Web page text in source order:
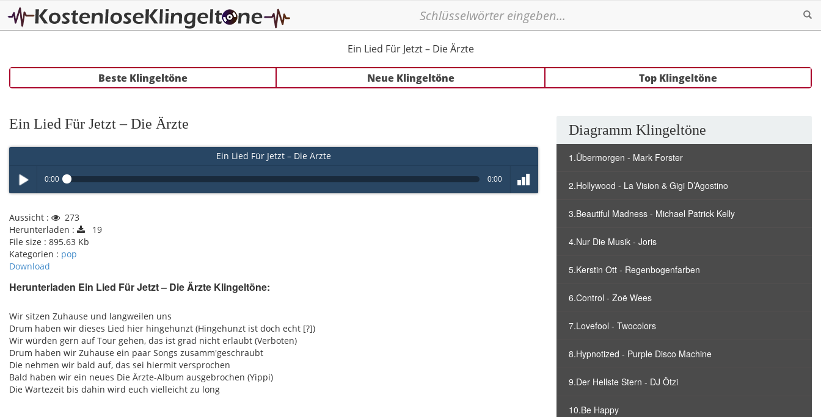
Ein Lied Für Jetzt – Die Ärzte
Beste Klingeltöne Neue Klingeltöne Top Klingeltöne
Ein Lied Für Jetzt – Die Ärzte
Ein Lied Für Jetzt – Die Ärzte
Play /
pause
0:00 0:00
Aussicht :
273
Herunterladen :
19
File size : 895.63 Kb
Kategorien : pop
Download
Herunterladen Ein Lied Für Jetzt – Die Ärzte Klingeltöne:
Wir sitzen Zuhause und langweilen uns
Drum haben wir dieses Lied hier hingehunzt (Hingehunzt ist doch echt [?])
Wir würden gern auf Tour gehen, das ist grad nicht erlaubt (Verboten)
Drum haben wir Zuhause ein paar Songs zusamm'geschraubt
Die nehmen wir bald auf, das sei hiermit versprochen
Bald haben wir ein neues Die Ärzte-Album ausgebrochen (Yippi)
Die Wartezeit bis dahin wird euch vielleicht zu long
Diagramm Klingeltöne
1.Übermorgen - Mark Forster
2.Hollywood - La Vision & Gigi D’Agostino
3.Beautiful Madness - Michael Patrick Kelly
4.Nur Die Musik - Joris
5.Kerstin Ott - Regenbogenfarben
6.Control - Zoë Wees
7.Lovefool - Twocolors
8.Hypnotized - Purple Disco Machine
9.Der Hellste Stern - DJ Ötzi
10.Be Happy